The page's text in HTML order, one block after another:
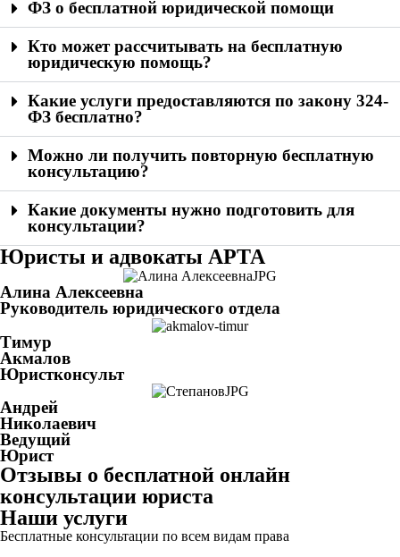
ФЗ о бесплатной юридической помощи
Кто может рассчитывать на бесплатную
юридическую помощь?
Какие услуги предоставляются по закону 324-
ФЗ бесплатно?
Можно ли получить повторную бесплатную
консультацию?
Какие документы нужно подготовить для
консультации?
Юристы и адвокаты АРТА
Алина Алексеевна
Руководитель юридического отдела
Тимур
Акмалов
Юристконсульт
Андрей
Николаевич
Ведущий
Юрист
Отзывы о бесплатной онлайн
консультации юриста
Наши услуги
Бесплатные консультации по всем видам права